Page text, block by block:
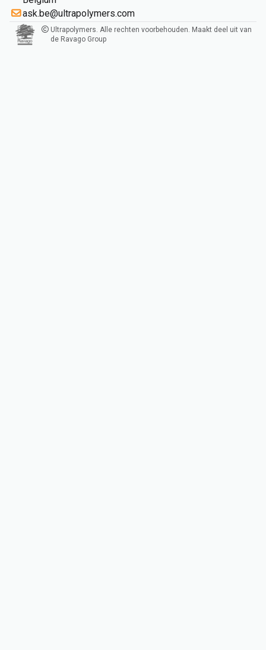
ask.be@ultrapolymers.com
Ultrapolymers. Alle rechten voorbehouden. Maakt deel uit van
de Ravago Group